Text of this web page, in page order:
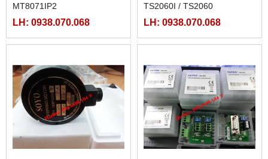
MT8071IP2
LH: 0938.070.068
TS2060I / TS2060
LH: 0938.070.068